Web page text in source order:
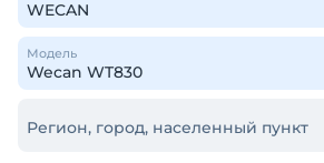
Модель
Регион, город, населенный пункт